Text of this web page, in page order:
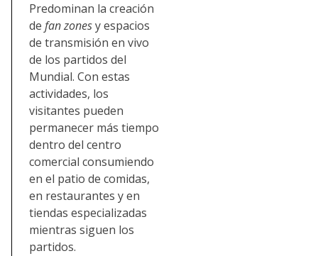
Predominan la creación
de fan zonesy espacios
de transmisión en vivo
de los partidos del
Mundial. Con estas
actividades, los
visitantes pueden
permanecer más tiempo
dentro del centro
comercial consumiendo
en el patio de comidas,
en restaurantes y en
tiendas especializadas
mientras siguen los
partidos.